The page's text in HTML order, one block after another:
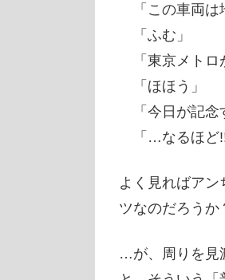
「この車両は
「ふむ」
「東京メトロ
「ほほう」
「今日が記念
「…なるほど
よく見ればア
ツなのだろうか
…が、周りを見